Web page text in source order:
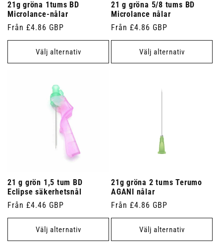
21g gröna 1tums BD
Microlance-nålar
Ordinarie
pris
Från £4.86 GBP
Välj alternativ
21 g gröna 5/8 tums BD
Microlance nålar
Ordinarie
pris
Från £4.86 GBP
Välj alternativ
21 g grön 1,5 tum BD
Eclipse säkerhetsnål
Ordinarie
pris
Från £4.46 GBP
Välj alternativ
21g gröna 2 tums Terumo
AGANI nålar
Ordinarie
pris
Från £4.86 GBP
Välj alternativ